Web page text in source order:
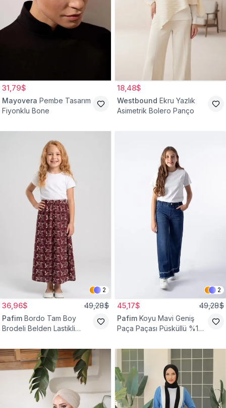
31,79$
Mayovera Pembe Tasarım
Fiyonklu Bone
18,48$
Westbound Ekru Yazlık
Asimetrik Bolero Panço
2
36,96$ 49,28$
Pafim Bordo Tam Boy
Brodeli Belden Lastikli
2
45,17$ 49,28$
Pafim Koyu Mavi Geniş
Paça Paçası Püsküllü %100
Pantolon